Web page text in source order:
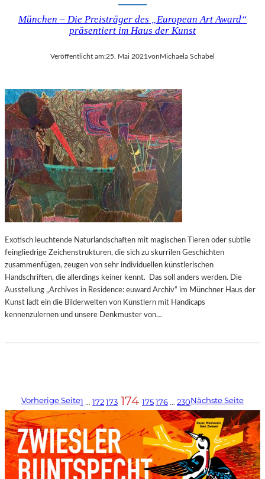
München – Die Preisträger des „European Art Award“
präsentiert im Haus der Kunst
Veröffentlicht am:25. Mai 2021von Michaela Schabel
Exotisch leuchtende Naturlandschaften mit magischen Tieren oder subtile
feingliedrige Zeichenstrukturen, die sich zu skurrilen Geschichten
zusammenfügen, zeugen von sehr individuellen künstlerischen
Handschriften, die allerdings keiner kennt. Das soll anders werden. Die
Ausstellung „Archives in Residence: euward Archiv“ im Münchner Haus der
Kunst lädt ein die Bilderwelten von Künstlern mit Handicaps
kennenzulernen und unsere Denkmuster von…
Vorherige Seite1 … 172173 174 175176 … 230Nächste Seite